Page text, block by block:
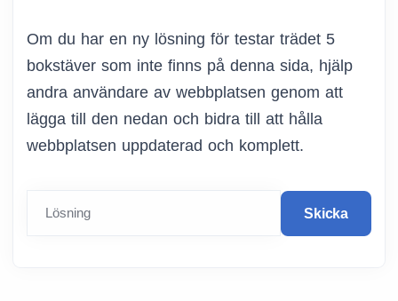
Om du har en ny lösning för testar trädet 5
bokstäver som inte finns på denna sida, hjälp
andra användare av webbplatsen genom att
lägga till den nedan och bidra till att hålla
webbplatsen uppdaterad och komplett.
Lösning Skicka